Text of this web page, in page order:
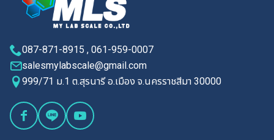
087-871-8915 , 061-959-0007
salesmylabscale@gmail.com
999/71 ม.1 ต.สุรนารี อ.เมือง จ.นครราชสีมา 30000